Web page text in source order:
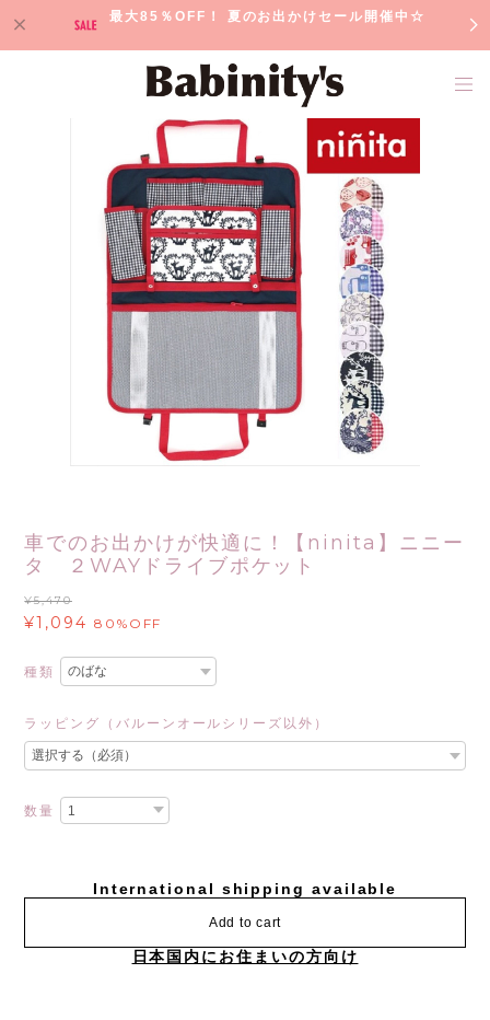
最大85％OFF！ 夏のお出かけセール開催中☆
車でのお出かけが快適に！【ninita】ニニー
タ ２WAYドライブポケット
¥5,470
¥1,094 80%OFF
種類
ラッピング（バルーンオールシリーズ以外）
数量
International shipping available
Add to cart
日本国内にお住まいの方向け